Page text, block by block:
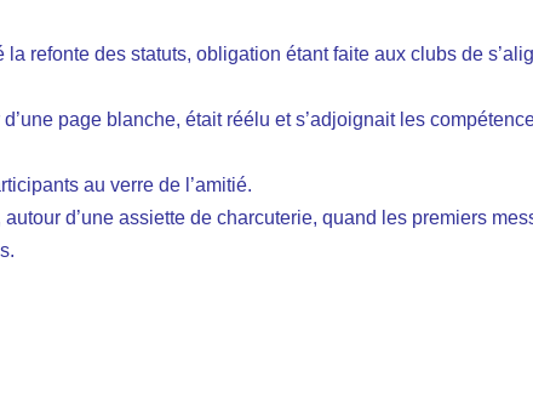
refonte des statuts, obligation étant faite aux clubs de
page blanche, était réélu et s’adjoignait les
au verre de l’amitié.
d’une assiette de charcuterie, quand les premiers